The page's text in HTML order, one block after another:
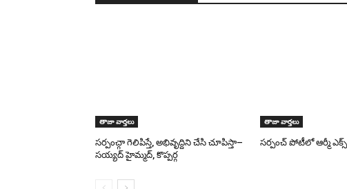
తాజా వార్తలు
సర్పంచ్గా గెలిపిస్తే, అభివృద్దిని చేసి చూపిస్తా–
సయ్యద్ హైమ్మద్, కొప్పర్గ
తాజా వార్తలు
సర్పంచ్ పోటీలో ఆర్మీ ఎక్స్